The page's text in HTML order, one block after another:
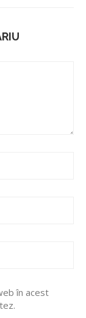
în acest